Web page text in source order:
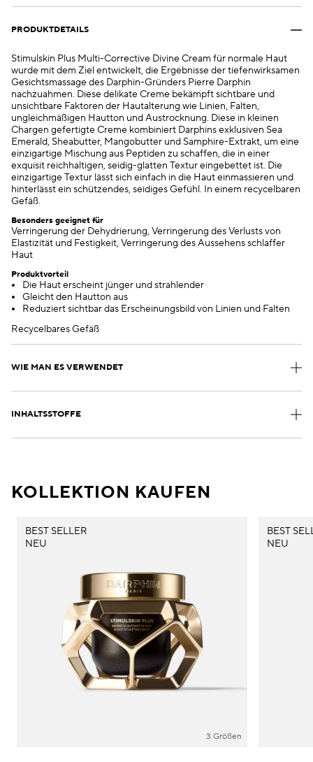
PRODUKTDETAILS
Stimulskin Plus Multi-Corrective Divine Cream für normale Haut
wurde mit dem Ziel entwickelt, die Ergebnisse der tiefenwirksamen
Gesichtsmassage des Darphin-Gründers Pierre Darphin
nachzuahmen. Diese delikate Creme bekämpft sichtbare und
unsichtbare Faktoren der Hautalterung wie Linien, Falten,
ungleichmäßigen Hautton und Austrocknung. Diese in kleinen
Chargen gefertigte Creme kombiniert Darphins exklusiven Sea
Emerald, Sheabutter, Mangobutter und Samphire-Extrakt, um eine
einzigartige Mischung aus Peptiden zu schaffen, die in einer
exquisit reichhaltigen, seidig-glatten Textur eingebettet ist. Die
einzigartige Textur lässt sich einfach in die Haut einmassieren und
hinterlässt ein schützendes, seidiges Gefühl. In einem recycelbaren
Gefäß.
Besonders geeignet für
Verringerung der Dehydrierung, Verringerung des Verlusts von
Elastizität und Festigkeit, Verringerung des Aussehens schlaffer
Haut
Produktvorteil
Die Haut erscheint jünger und strahlender
Gleicht den Hautton aus
Reduziert sichtbar das Erscheinungsbild von Linien und Falten
Recycelbares Gefäß
WIE MAN ES VERWENDET
INHALTSSTOFFE
KOLLEKTION KAUFEN
BEST SELLER
NEU
3 Größen
BEST
NEU